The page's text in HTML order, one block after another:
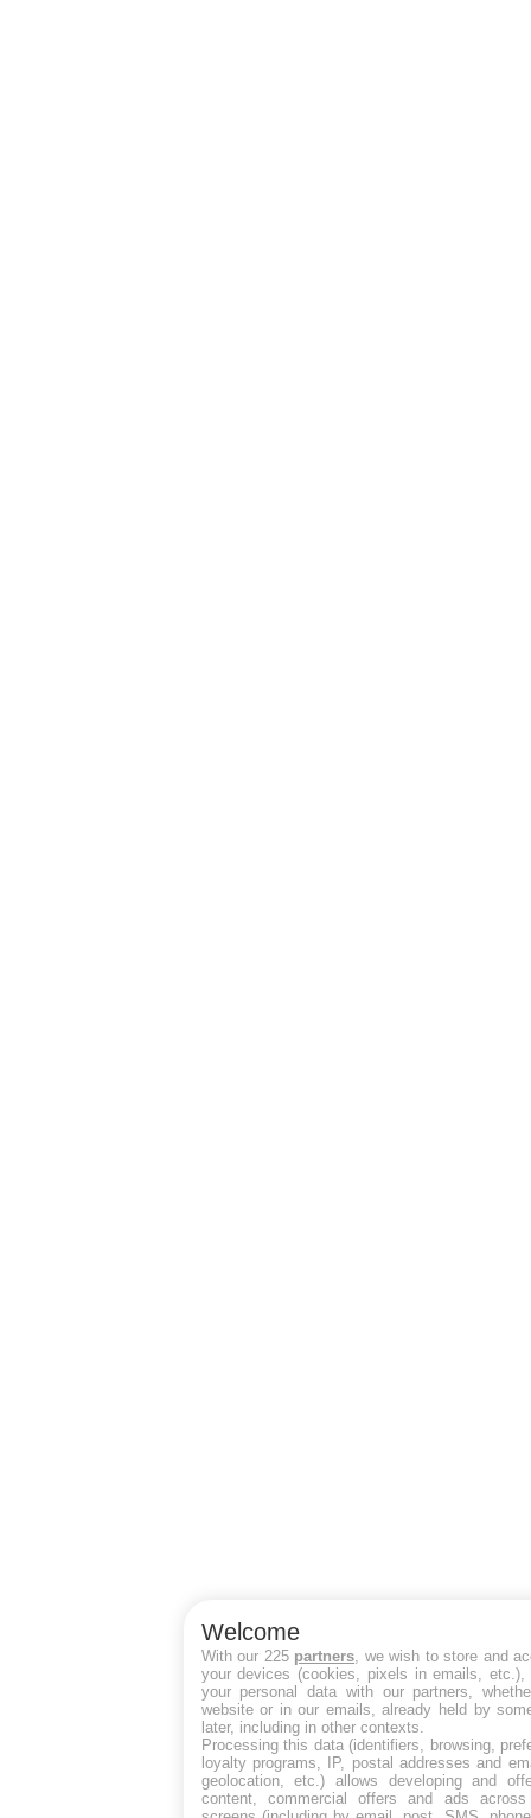
Welcome
With our 225 partners , we wish to store and
your devices (cookies, pixels in emails, etc.),
your personal data with our partners,
website or in our emails, already held by
later, including in other contexts.
Processing this data (identifiers, browsing,
loyalty programs, IP, postal addresses and
geolocation, etc.) allows developing and
content, commercial offers and ads